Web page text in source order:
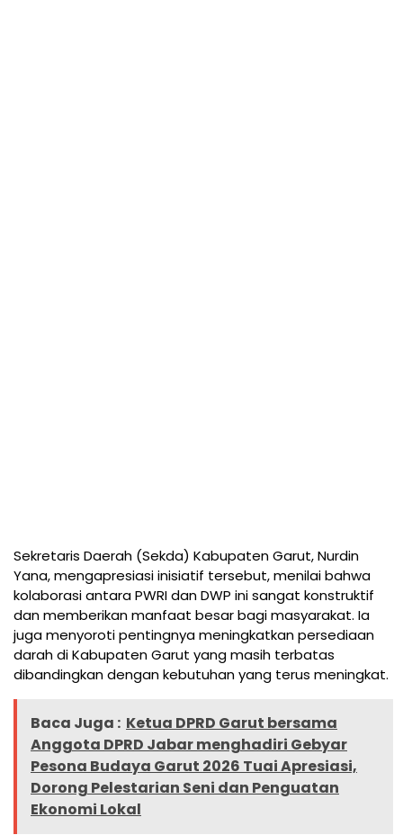
Sekretaris Daerah (Sekda) Kabupaten Garut, Nurdin
Yana, mengapresiasi inisiatif tersebut, menilai bahwa
kolaborasi antara PWRI dan DWP ini sangat konstruktif
dan memberikan manfaat besar bagi masyarakat. Ia
juga menyoroti pentingnya meningkatkan persediaan
darah di Kabupaten Garut yang masih terbatas
dibandingkan dengan kebutuhan yang terus meningkat.
Baca Juga : Ketua DPRD Garut bersama
Anggota DPRD Jabar menghadiri Gebyar
Pesona Budaya Garut 2026 Tuai Apresiasi,
Dorong Pelestarian Seni dan Penguatan
Ekonomi Lokal